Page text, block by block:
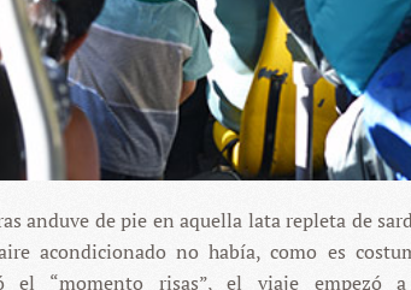
anduve de pie en aquella lata repleta de
acondicionado no había, como es
“momento risas”, el viaje empezó a